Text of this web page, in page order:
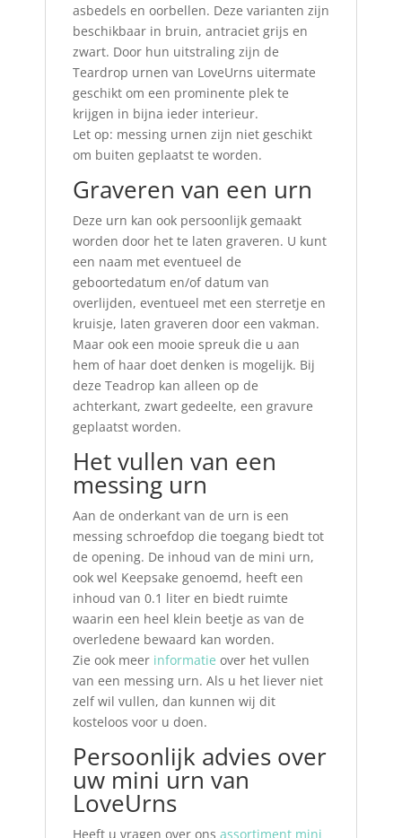
asbedels en oorbellen. Deze varianten zijn
beschikbaar in bruin, antraciet grijs en
zwart. Door hun uitstraling zijn de
Teardrop urnen van LoveUrns uitermate
geschikt om een prominente plek te
krijgen in bijna ieder interieur.
Let op: messing urnen zijn niet geschikt
om buiten geplaatst te worden.
Graveren van een urn
Deze urn kan ook persoonlijk gemaakt
worden door het te laten graveren. U kunt
een naam met eventueel de
geboortedatum en/of datum van
overlijden, eventueel met een sterretje en
kruisje, laten graveren door een vakman.
Maar ook een mooie spreuk die u aan
hem of haar doet denken is mogelijk. Bij
deze Teadrop kan alleen op de
achterkant, zwart gedeelte, een gravure
geplaatst worden.
Het vullen van een
messing urn
Aan de onderkant van de urn is een
messing schroefdop die toegang biedt tot
de opening. De inhoud van de mini urn,
ook wel Keepsake genoemd, heeft een
inhoud van 0.1 liter en biedt ruimte
waarin een heel klein beetje as van de
overledene bewaard kan worden.
Zie ook meer informatie over het vullen
van een messing urn. Als u het liever niet
zelf wil vullen, dan kunnen wij dit
kosteloos voor u doen.
Persoonlijk advies over
uw mini urn van
LoveUrns
Heeft u vragen over ons assortiment mini